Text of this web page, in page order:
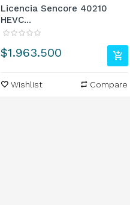
Licencia Sencore 40210
HEVC...
Precio
$1.963.500
Wishlist Compare